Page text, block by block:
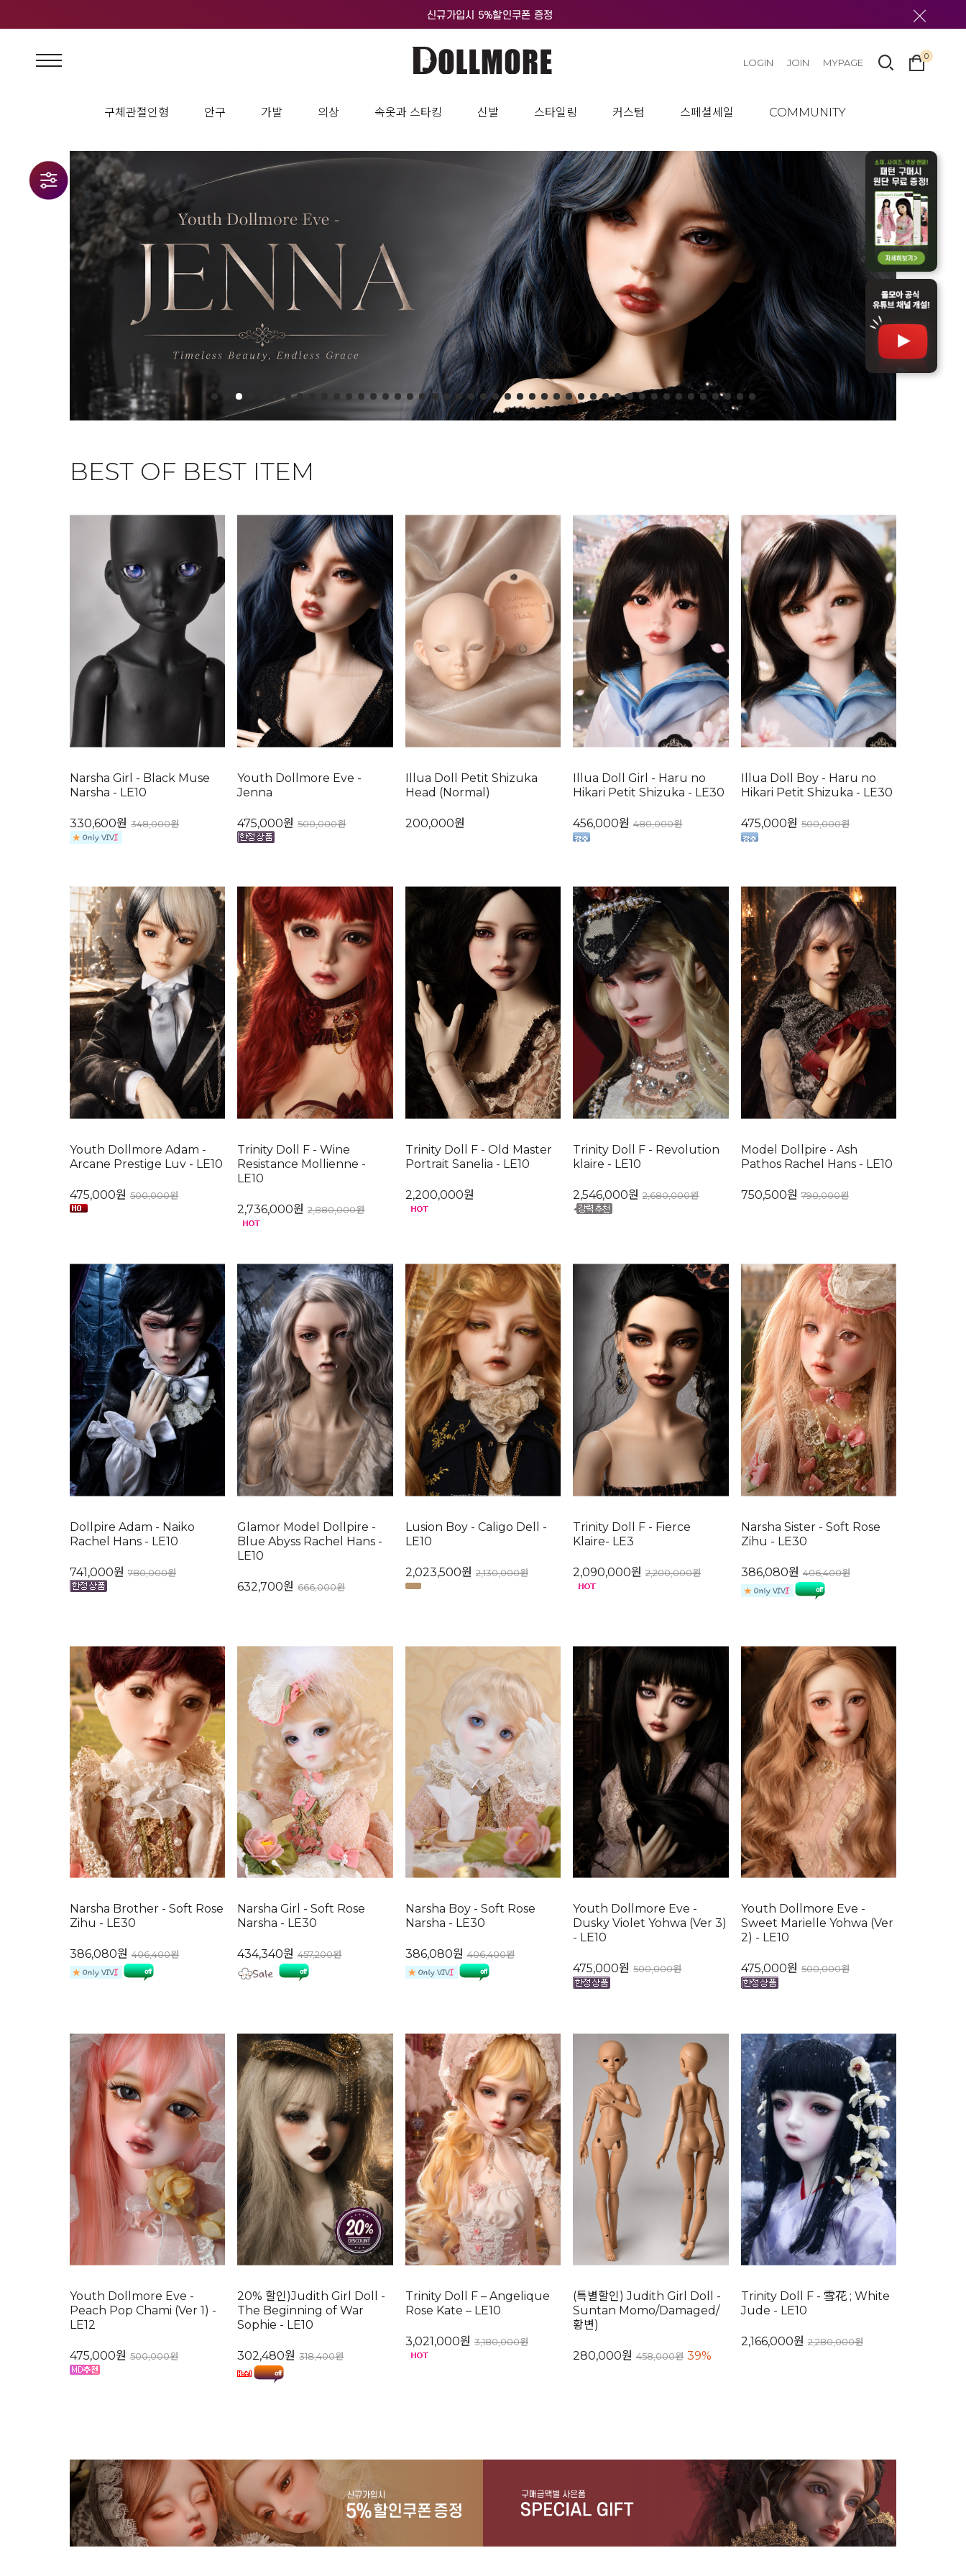
구체관절인형 안구 가발 의상 속옷과 스타킹 신발 스타일링 커스텀 스페셜세일 COMMUNITY
LOGIN JOIN MYPAGE
0
BEST OF BEST ITEM
Narsha Girl - Black Muse
Narsha - LE10
330,600원 348,000원
Youth Dollmore Eve -
Jenna
475,000원 500,000원
Illua Doll Petit Shizuka
Head (Normal)
200,000원
Illua Doll Girl - Haru no
Hikari Petit Shizuka - LE30
456,000원 480,000원
Illua Doll Boy - Haru no
Hikari Petit Shizuka - LE30
475,000원 500,000원
Youth Dollmore Adam -
Arcane Prestige Luv - LE10
475,000원 500,000원
Trinity Doll F - Wine
Resistance Mollienne -
LE10
2,736,000원 2,880,000원
Trinity Doll F - Old Master
Portrait Sanelia - LE10
2,200,000원
Trinity Doll F - Revolution
klaire - LE10
2,546,000원 2,680,000원
Model Dollpire - Ash
Pathos Rachel Hans - LE10
750,500원 790,000원
Dollpire Adam - Naiko
Rachel Hans - LE10
741,000원 780,000원
Glamor Model Dollpire -
Blue Abyss Rachel Hans -
LE10
632,700원 666,000원
Lusion Boy - Caligo Dell -
LE10
2,023,500원 2,130,000원
Trinity Doll F - Fierce
Klaire- LE3
2,090,000원 2,200,000원
Narsha Sister - Soft Rose
Zihu - LE30
386,080원 406,400원
Narsha Brother - Soft Rose
Zihu - LE30
386,080원 406,400원
Narsha Girl - Soft Rose
Narsha - LE30
434,340원 457,200원
Narsha Boy - Soft Rose
Narsha - LE30
386,080원 406,400원
Youth Dollmore Eve -
Dusky Violet Yohwa (Ver 3)
- LE10
475,000원 500,000원
Youth Dollmore Eve -
Sweet Marielle Yohwa (Ver
2) - LE10
475,000원 500,000원
Youth Dollmore Eve -
Peach Pop Chami (Ver 1) -
LE12
475,000원 500,000원
20% 할인)Judith Girl Doll -
The Beginning of War
Sophie - LE10
302,480원 318,400원
Trinity Doll F – Angelique
Rose Kate – LE10
3,021,000원 3,180,000원
(특별할인) Judith Girl Doll -
Suntan Momo/Damaged/
황변)
280,000원 458,000원 39%
Trinity Doll F - 雪花 ; White
Jude - LE10
2,166,000원 2,280,000원